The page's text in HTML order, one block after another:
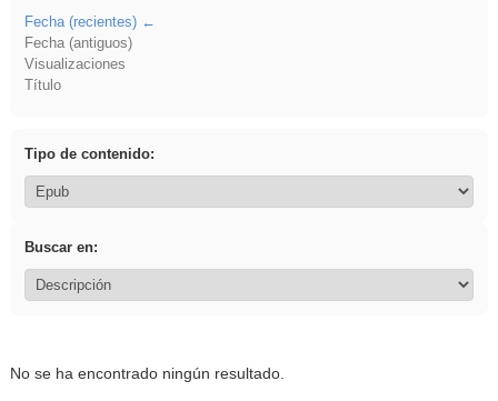
Fecha (recientes)
Fecha (antiguos)
Visualizaciones
Título
Tipo de contenido:
Buscar en:
No se ha encontrado ningún resultado.